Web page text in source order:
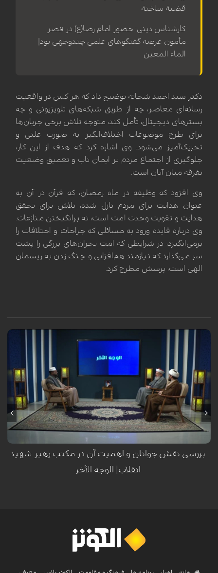
قضیة ساخنة
کارشناس دینی: حضور امام رضا(ع) در قصر
مأمون عرصه گفتگوهای علمی چندوجهی بود|
الماء المعین
دکتر سید احمد شحاته توضیح داد که هر کس در واقعیت
رسانه‌ای معاصر، چه از طریق شبکه‌های تلویزیونی و چه
بسترهای دیجیتال، تأمل کند، متوجه تلاش برخی جریان‌ها
برای طرح موضوعات اختلاف‌انگیز به صورت علنی و
تحریک‌آمیز می‌شود. وی اشاره کرد که هدف از این کار،
جلوگیری از اجتماع مردم بر ایمان ناب و تعمیق وضعیت
تفرقه میان آنان است.
وی افزود که وظیفه در ماه رمضان، که قرآن در آن به
عنوان هدایت برای مردم نازل شده، تلاش برای تحقق
هدایت و تقویت وحدت امت است، نه برانگیختن منازعات.
وی درباره فایده ورود به مسائلی که جراحات و اختلافات را
برمی‌انگیزد، در شرایطی که امت بحران‌های بزرگی را پشت
سر می‌گذارد که نیازمند هم‌افزایی و چنگ زدن به ریسمان
الهی است، پرسش مطرح کرد.
بررسی نقش جوانان و اهمیت آن در مکتب رهبر شهید
انقلاب| الوجه الآخر